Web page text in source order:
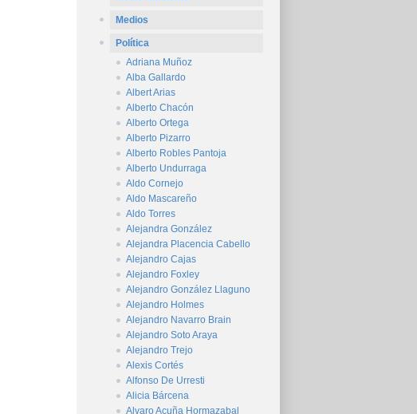
Medios
Política
Adriana Muñoz
Alba Gallardo
Albert Arias
Alberto Chacón
Alberto Ortega
Alberto Pizarro
Alberto Robles Pantoja
Alberto Undurraga
Aldo Cornejo
Aldo Mascareño
Aldo Torres
Alejandra González
Alejandra Placencia Cabello
Alejandro Cajas
Alejandro Foxley
Alejandro González Llaguno
Alejandro Holmes
Alejandro Navarro Brain
Alejandro Soto Araya
Alejandro Trejo
Alexis Cortés
Alfonso De Urresti
Alicia Bárcena
Alvaro Acuña Hormazabal